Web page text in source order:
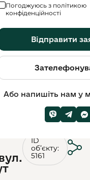
ID
обʼєкту:
5161
Погоджуюсь з політикою
конфіденційності
Відправити
Або напишіть нам у